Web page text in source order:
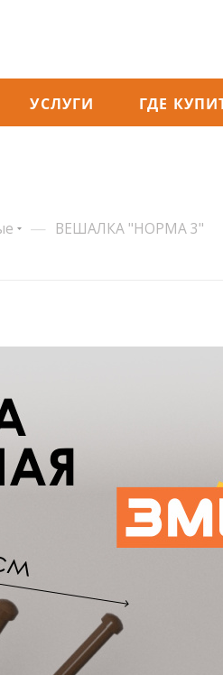
УСЛУГИ ГДЕ
— ВЕШАЛКА "НОРМА 3"